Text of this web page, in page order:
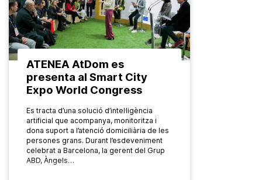
ATENEA AtDom es
presenta al Smart City
Expo World Congress
Es tracta d’una solució d’intel·ligència
artificial que acompanya, monitoritza i
dona suport a l’atenció domiciliària de les
persones grans. Durant l’esdeveniment
celebrat a Barcelona, la gerent del Grup
ABD, Àngels…